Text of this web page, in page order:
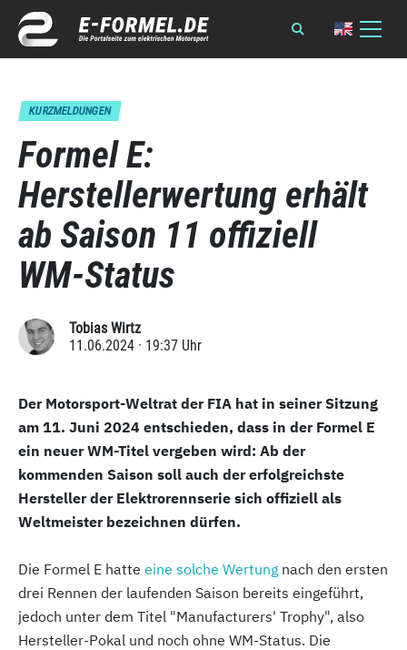
KURZMELDUNGEN
Formel E:
Herstellerwertung erhält
ab Saison 11 offiziell
WM-Status
Tobias Wirtz
11.06.2024 · 19:37 Uhr
Der Motorsport-Weltrat der FIA hat in seiner Sitzung
am 11. Juni 2024 entschieden, dass in der Formel E
ein neuer WM-Titel vergeben wird: Ab der
kommenden Saison soll auch der erfolgreichste
Hersteller der Elektrorennserie sich offiziell als
Weltmeister bezeichnen dürfen.
Die Formel E hatte eine solche Wertung nach den ersten
drei Rennen der laufenden Saison bereits eingeführt,
jedoch unter dem Titel "Manufacturers' Trophy", also
Hersteller-Pokal und noch ohne WM-Status. Die